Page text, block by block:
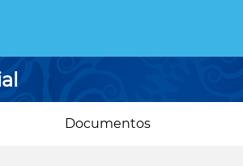
Documentos